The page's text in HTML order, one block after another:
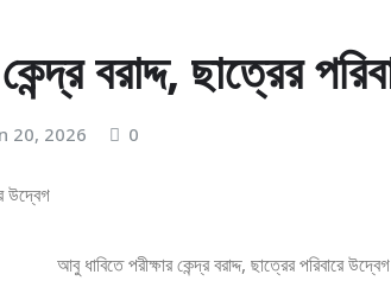
বরাদ্দ, ছাত্রের
20, 2026 0